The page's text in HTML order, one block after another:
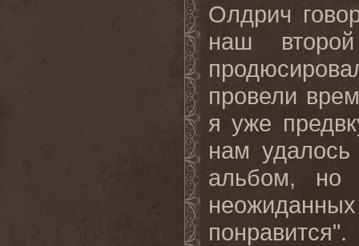
Олдрич
наш
провели
я уже
нам удалось
альбом, но
неожиданных
понравится".